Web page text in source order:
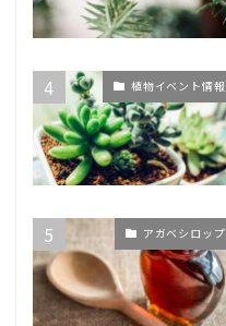
植物イベント情報
アガベシロップ